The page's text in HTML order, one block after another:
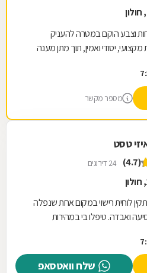
וצבע הוקם במטרה להעניק
מקצועי, יסודי ואמין, תוך מתן מענה
מספר מקשר
טסט
(4.7) 24 דירוגים
לוחית רישוי במקום אחת שנפלה
ואבדה. טיפלו בי במהירות
ונקי.
שלח וואטסאפ